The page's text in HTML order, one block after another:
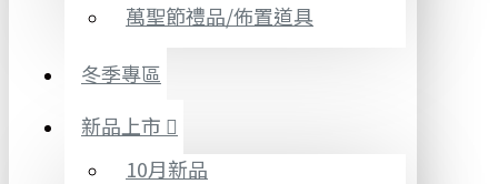
萬聖節禮品/佈置道具
冬季專區
新品上市
10月新品